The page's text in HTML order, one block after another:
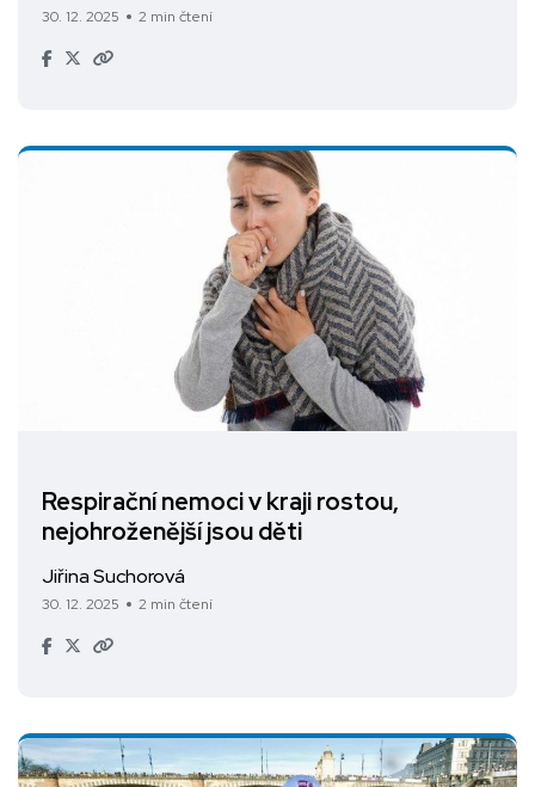
30. 12. 2025 2 min čtení
Respirační nemoci v kraji rostou,
nejohroženější jsou děti
Jiřina Suchorová
30. 12. 2025 2 min čtení